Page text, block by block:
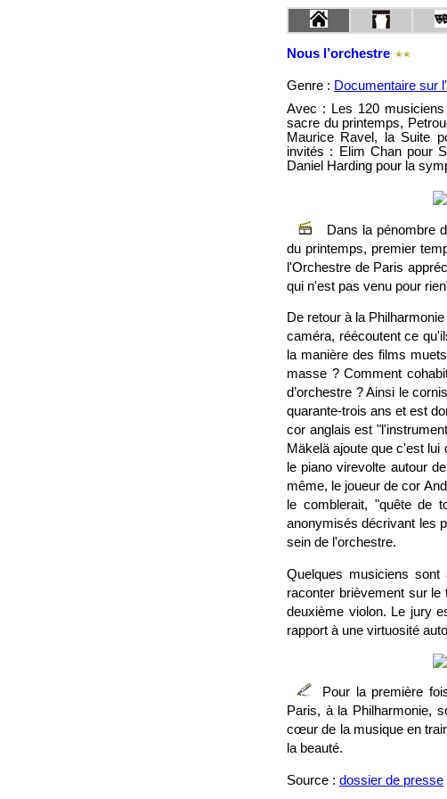
Nous l’orchestre
Genre : Documentaire sur
Avec : Les 120
sacre du printemps,
Maurice Ravel, la Suite
invités : Elim Chan pour
Daniel Harding pour la
Dans la pénombre
du printemps, premier
l'Orchestre de Paris
qui n'est pas venu pour
De retour à la
caméra, réécoutent ce
la manière des films
masse ? Comment
d’orchestre ? Ainsi le
quarante-trois ans et est
cor anglais est
Mäkelä ajoute que c'est
le piano virevolte autour
même, le joueur de cor
le comblerait, "quête de
anonymisés décrivant les
sein de l'orchestre.
Quelques musiciens
raconter brièvement sur
deuxième violon. Le jury
rapport à une virtuosité
Pour la première
Paris, à la Philharmonie,
cœur de la musique en
la beauté.
Source : dossier de presse